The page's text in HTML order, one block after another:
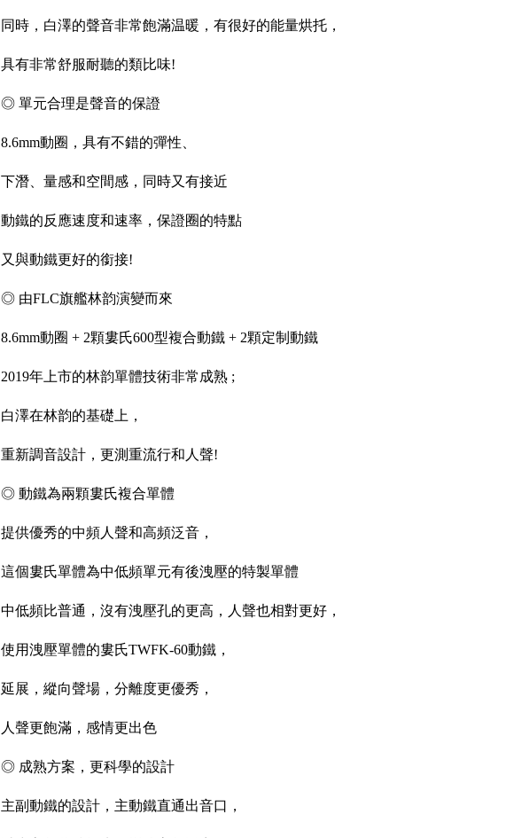
同時，白澤的聲音非常飽滿温暖，有很好的能量烘托，
具有非常舒服耐聽的類比味!
◎ 單元合理是聲音的保證
8.6mm動圈，具有不錯的彈性、
下潛、量感和空間感，同時又有接近
動鐵的反應速度和速率，保證圈的特點
又與動鐵更好的銜接!
◎ 由FLC旗艦林韵演變而來
8.6mm動圈 + 2顆婁氏600型複合動鐵 + 2顆定制動鐵
2019年上市的林韵單體技術非常成熟 ;
白澤在林韵的基礎上，
重新調音設計，更測重流行和人聲!
◎ 動鐵為兩顆婁氏複合單體
提供優秀的中頻人聲和高頻泛音，
這個婁氏單體為中低頻單元有後洩壓的特製單體
中低頻比普通，沒有洩壓孔的更高，人聲也相對更好，
使用洩壓單體的婁氏TWFK-60動鐵，
延展，縱向聲場，分離度更優秀，
人聲更飽滿，感情更出色
◎ 成熟方案，更科學的設計
主副動鐵的設計，主動鐵直通出音口，